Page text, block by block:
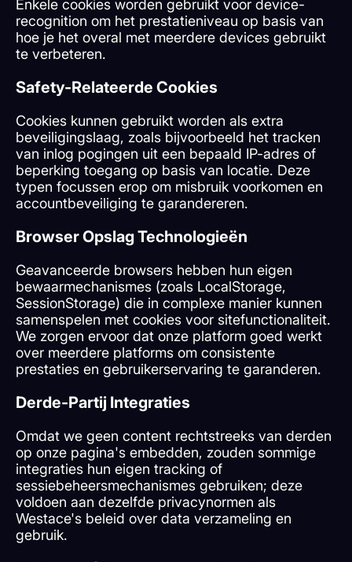
Enkele cookies worden gebruikt voor device-
recognition om het prestatieniveau op basis van
hoe je het overal met meerdere devices gebruikt
te verbeteren.
Safety-Relateerde Cookies
Cookies kunnen gebruikt worden als extra
beveiligingslaag, zoals bijvoorbeeld het tracken
van inlog pogingen uit een bepaald IP-adres of
beperking toegang op basis van locatie. Deze
typen focussen erop om misbruik voorkomen en
accountbeveiliging te garandereren.
Browser Opslag Technologieën
Geavanceerde browsers hebben hun eigen
bewaarmechanismes (zoals LocalStorage,
SessionStorage) die in complexe manier kunnen
samenspelen met cookies voor sitefunctionaliteit.
We zorgen ervoor dat onze platform goed werkt
over meerdere platforms om consistente
prestaties en gebruikerservaring te garanderen.
Derde-Partij Integraties
Omdat we geen content rechtstreeks van derden
op onze pagina's embedden, zouden sommige
integraties hun eigen tracking of
sessiebeheersmechanismes gebruiken; deze
voldoen aan dezelfde privacynormen als
Westace's beleid over data verzameling en
gebruik.